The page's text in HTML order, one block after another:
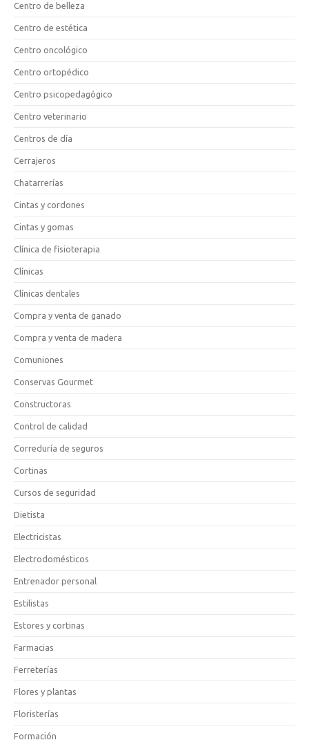
Centro de belleza
Centro de estética
Centro oncológico
Centro ortopédico
Centro psicopedagógico
Centro veterinario
Centros de día
Cerrajeros
Chatarrerías
Cintas y cordones
Cintas y gomas
Clínica de fisioterapia
Clínicas
Clínicas dentales
Compra y venta de ganado
Compra y venta de madera
Comuniones
Conservas Gourmet
Constructoras
Control de calidad
Correduría de seguros
Cortinas
Cursos de seguridad
Dietista
Electricistas
Electrodomésticos
Entrenador personal
Estilistas
Estores y cortinas
Farmacias
Ferreterías
Flores y plantas
Floristerías
Formación